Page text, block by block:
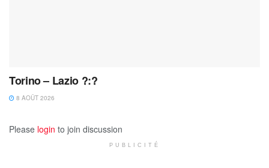
Torino – Lazio ?:?
8 AOÛT 2026
Please login to join discussion
PUBLICITÉ